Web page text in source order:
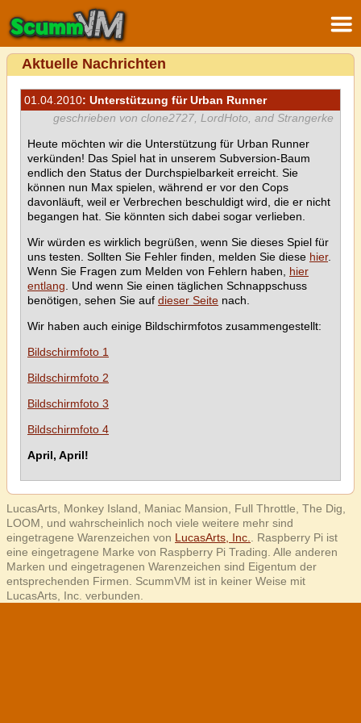
Aktuelle Nachrichten
01.04.2010: Unterstützung für Urban Runner
geschrieben von clone2727, LordHoto, and Strangerke
Heute möchten wir die Unterstützung für Urban Runner
verkünden! Das Spiel hat in unserem Subversion-Baum
endlich den Status der Durchspielbarkeit erreicht. Sie
können nun Max spielen, während er vor den Cops
davonläuft, weil er Verbrechen beschuldigt wird, die er nicht
begangen hat. Sie könnten sich dabei sogar verlieben.
Wir würden es wirklich begrüßen, wenn Sie dieses Spiel für
uns testen. Sollten Sie Fehler finden, melden Sie diese hier.
Wenn Sie Fragen zum Melden von Fehlern haben, hier
entlang . Und wenn Sie einen täglichen Schnappschuss
benötigen, sehen Sie auf dieser Seite nach.
Wir haben auch einige Bildschirmfotos zusammengestellt:
Bildschirmfoto 1
Bildschirmfoto 2
Bildschirmfoto 3
Bildschirmfoto 4
April, April!
LucasArts, Monkey Island, Maniac Mansion, Full Throttle, The Dig,
LOOM, und wahrscheinlich noch viele weitere mehr sind
eingetragene Warenzeichen von LucasArts, Inc.
. Raspberry Pi ist
eine eingetragene Marke von Raspberry Pi Trading. Alle anderen
Marken und eingetragenen Warenzeichen sind Eigentum der
entsprechenden Firmen. ScummVM ist in keiner Weise mit
LucasArts, Inc. verbunden.